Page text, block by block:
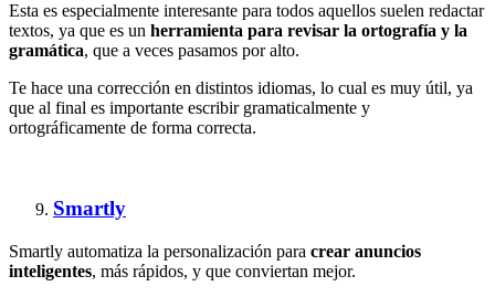
Esta es especialmente interesante para todos aquellos suelen redactar
textos, ya que es un herramienta para revisar la ortografía y la
gramática, que a veces pasamos por alto.
Te hace una corrección en distintos idiomas, lo cual es muy útil, ya
que al final es importante escribir gramaticalmente y
ortográficamente de forma correcta.
Smartly
Smartly automatiza la personalización para crear anuncios
inteligentes, más rápidos, y que conviertan mejor.